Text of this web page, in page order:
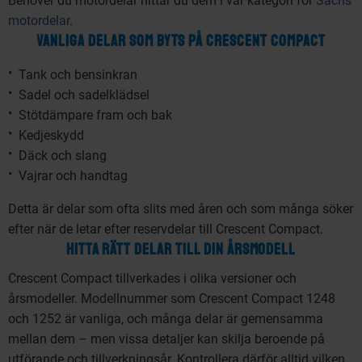
motordelar.
VANLIGA DELAR SOM BYTS PÅ CRESCENT COMPACT
Tank och bensinkran
Sadel och sadelklädsel
Stötdämpare fram och bak
Kedjeskydd
Däck och slang
Vajrar och handtag
Detta är delar som ofta slits med åren och som många söker
efter när de letar efter reservdelar till Crescent Compact.
HITTA RÄTT DELAR TILL DIN ÅRSMODELL
Crescent Compact tillverkades i olika versioner och
årsmodeller. Modellnummer som Crescent Compact 1248
och 1252 är vanliga, och många delar är gemensamma
mellan dem – men vissa detaljer kan skilja beroende på
utförande och tillverkningsår. Kontrollera därför alltid vilken